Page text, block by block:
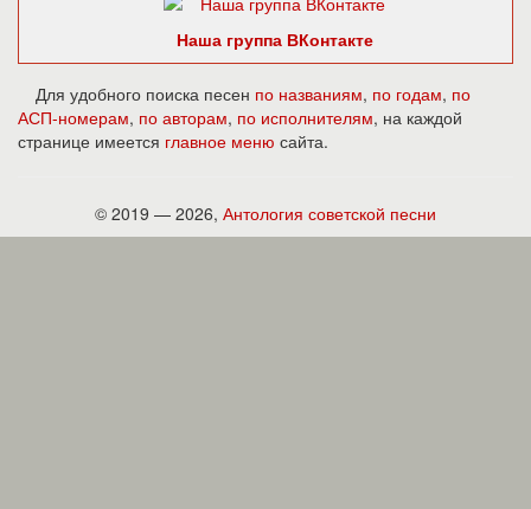
Наша группа ВКонтакте
Для удобного поиска песен по названиям, по годам, по
АСП-номерам, по авторам, по исполнителям, на каждой
странице имеется главное меню сайта.
© 2019 — 2026, Антология советской песни